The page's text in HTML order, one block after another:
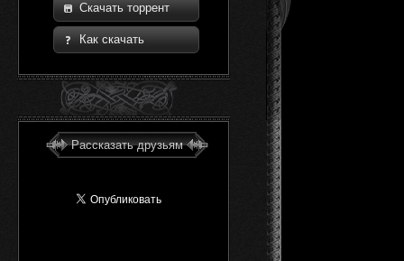
Скачать торрент
Как скачать
Рассказать друзьям